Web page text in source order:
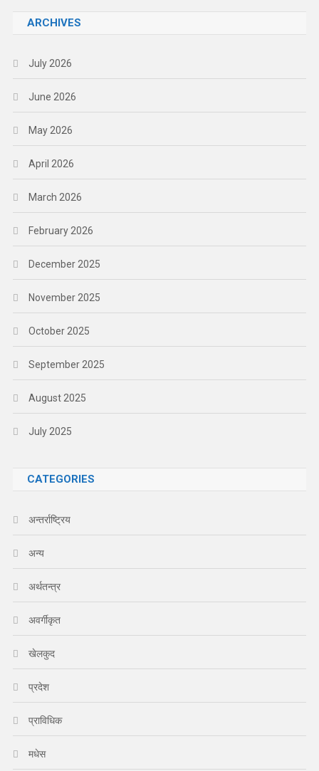
ARCHIVES
July 2026
June 2026
May 2026
April 2026
March 2026
February 2026
December 2025
November 2025
October 2025
September 2025
August 2025
July 2025
CATEGORIES
अन्तर्राष्ट्रिय
अन्य
अर्थतन्त्र
अवर्गीकृत
खेलकुद
प्रदेश
प्राविधिक
मधेस